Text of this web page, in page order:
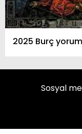
2025 Burç
Sosyal